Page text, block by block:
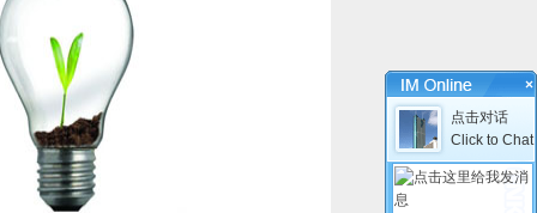
×
点击对话
Click to Chat